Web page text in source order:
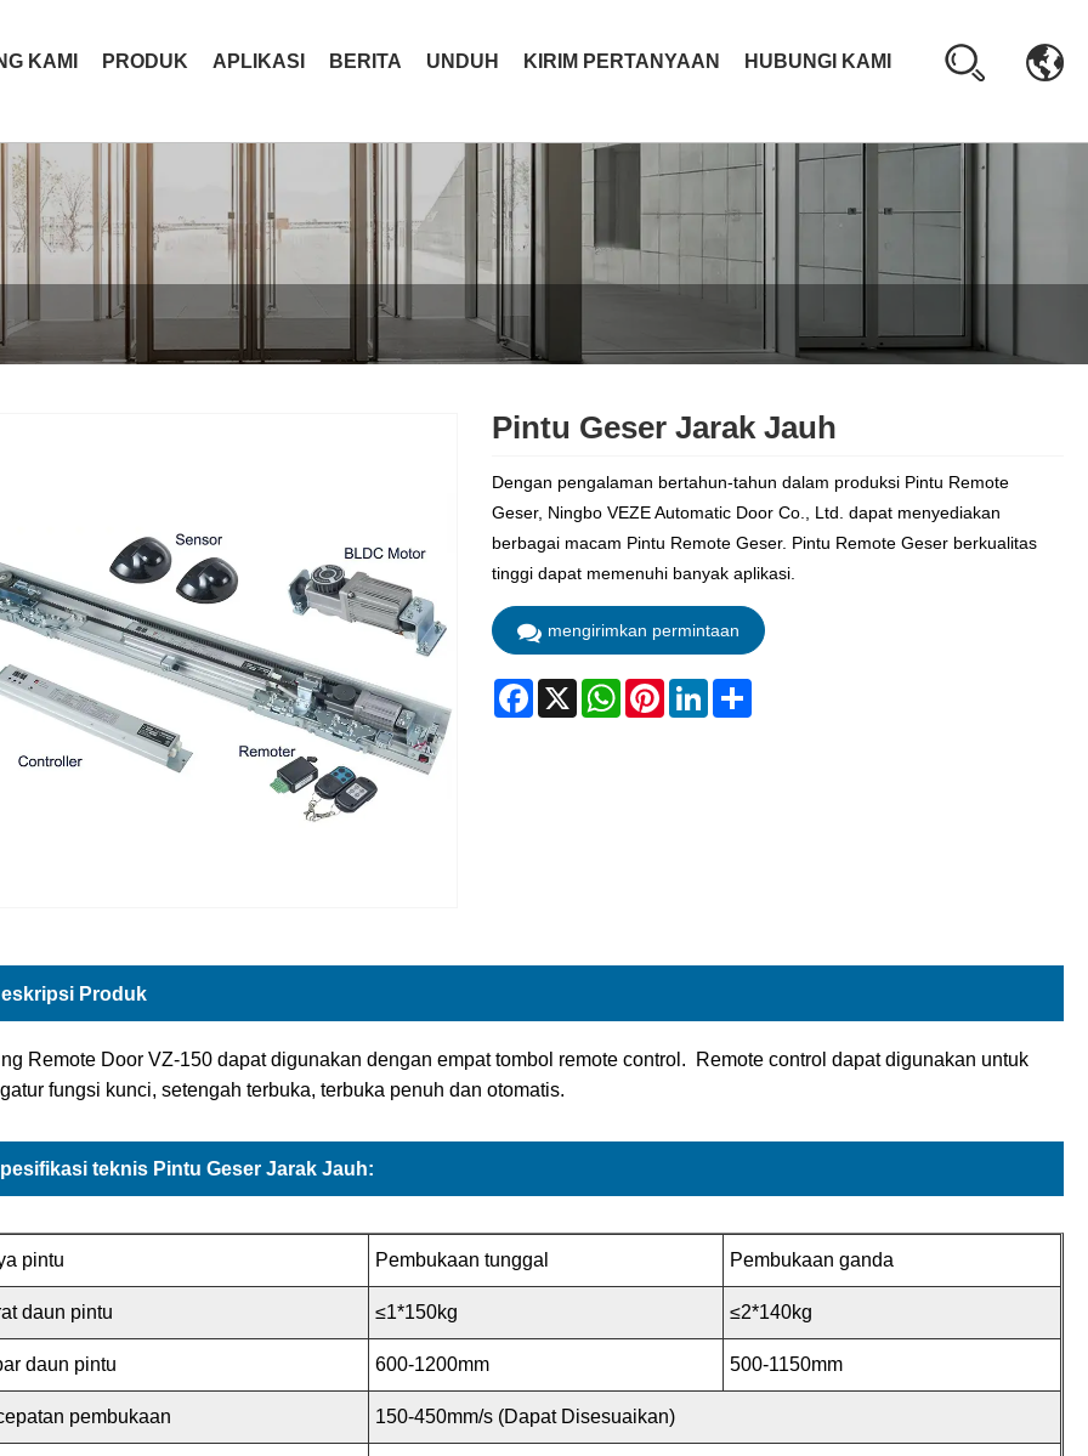
KAMI PRODUK APLIKASI BERITA UNDUH KIRIM PERTANYAAN HUBUNGI KAMI
Pintu Geser Jarak Jauh
Dengan pengalaman bertahun-tahun dalam produksi Pintu Remote
Geser, Ningbo VEZE Automatic Door Co., Ltd. dapat menyediakan
berbagai macam Pintu Remote Geser. Pintu Remote Geser berkualitas
tinggi dapat memenuhi banyak aplikasi.
mengirimkan permintaan
Facebook
X WhatsAppPinterestLinkedInShare
Produk
Remote Door VZ-150 dapat digunakan dengan empat tombol remote control. Remote control dapat digunakan untuk
fungsi kunci, setengah terbuka, terbuka penuh dan otomatis.
teknis Pintu Geser Jarak Jauh:
pintu Pembukaan tunggal Pembukaan ganda
daun pintu ≤1*150kg ≤2*140kg
daun pintu 600-1200mm 500-1150mm
pembukaan 150-450mm/s (Dapat Disesuaikan)